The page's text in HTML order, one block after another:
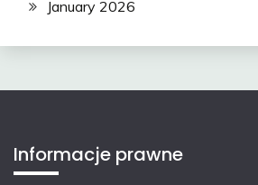
January 2026
Informacje prawne